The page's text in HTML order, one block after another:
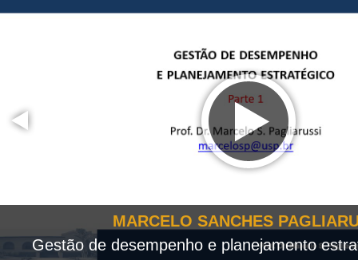
MARCELO SANCHES
Gestão de desempenho e planejamento